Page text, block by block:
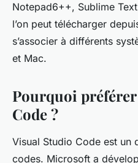
Notepad6++, Sublime
l’on peut télécharger
s’associer à différents
et Mac.
Pourquoi
Code ?
Visual Studio Code est un
codes. Microsoft a